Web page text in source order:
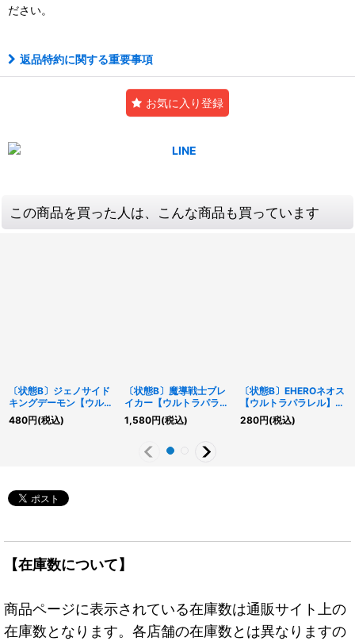
ださい。
返品特約に関する重要事項
お気に入り登録
この商品を買った人は、こんな商品も買っています
〔状態B〕ジェノサイド
キングデーモン【ウルト
ラパラレル】{305-019}
《モンスター》
480円(税込)
〔状態B〕魔導戦士ブレ
イカー【ウルトラパラレ
ル】{DC01-JP007}《モ
ンスター》
1,580円(税込)
〔状態B〕EHEROネオス
【ウルトラパラレル】
{YSD2-JP001}《モン
スター》
280円(税込)
【在庫数について】
商品ページに表示されている在庫数は通販サイト上の
在庫数となります。各店舗の在庫数とは異なりますの